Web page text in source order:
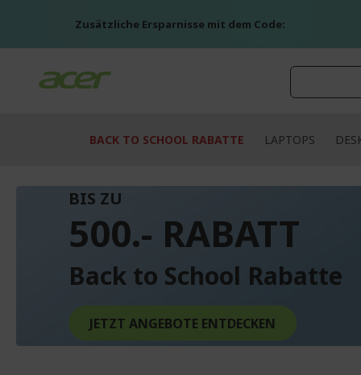
Zusätzliche Ersparnisse mit dem Code:
BACK TO SCHOOL RABATTE LAPTOPS
BIS ZU
500.- RABATT
Back to School Rabatte
JETZT ANGEBOTE ENTDECKEN